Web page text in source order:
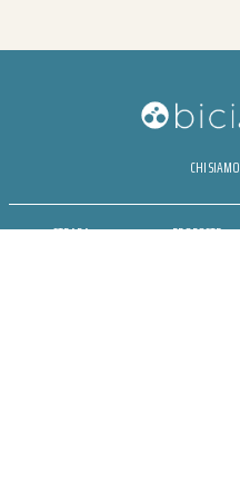
CHI SIAMO
STRADA
PROPOSTE